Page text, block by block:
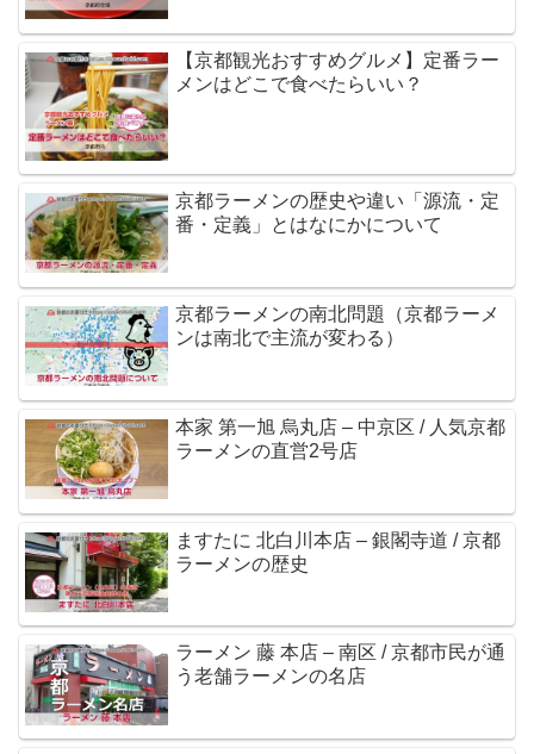
【京都観光おすすめグルメ】定番ラー
メンはどこで食べたらいい？
京都ラーメンの歴史や違い「源流・定
番・定義」とはなにかについて
京都ラーメンの南北問題（京都ラーメ
ンは南北で主流が変わる）
本家 第一旭 烏丸店 – 中京区 / 人気京都
ラーメンの直営2号店
ますたに 北白川本店 – 銀閣寺道 / 京都
ラーメンの歴史
ラーメン 藤 本店 – 南区 / 京都市民が通
う老舗ラーメンの名店